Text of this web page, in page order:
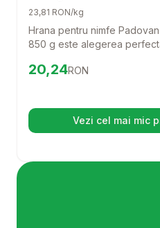
23,81 RON/kg
Hrana pentru nimfe
850 g este alegerea
ofere un regim alimentar
necesare pentru fericirea si
nimfelor si agapornisilor.
Preț:20.24
20,24RON
Vezi cel mai mic
(se